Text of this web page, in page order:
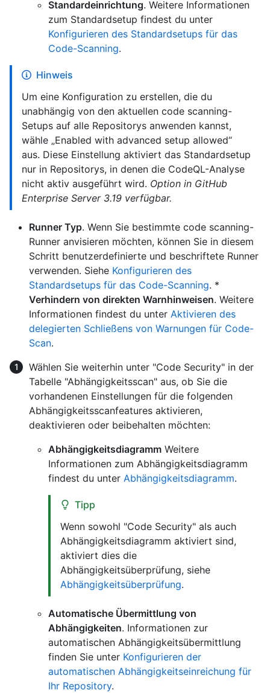
Standardeinrichtung. Weitere Informationen
zum Standardsetup findest du unter
Konfigurieren des Standardsetups für das
Code-Scanning.
Hinweis
Um eine Konfiguration zu erstellen, die du
unabhängig von den aktuellen code scanning-
Setups auf alle Repositorys anwenden kannst,
wähle „Enabled with advanced setup allowed“
aus. Diese Einstellung aktiviert das Standardsetup
nur in Repositorys, in denen die CodeQL-Analyse
nicht aktiv ausgeführt wird. Option in GitHub
Enterprise Server 3.19 verfügbar.
Runner Typ. Wenn Sie bestimmte code scanning-
Runner anvisieren möchten, können Sie in diesem
Schritt benutzerdefinierte und beschriftete Runner
verwenden. Siehe Konfigurieren des
Standardsetups für das Code-Scanning. *
Verhindern von direkten Warnhinweisen. Weitere
Informationen findest du unter Aktivieren des
delegierten Schließens von Warnungen für Code-
Scan.
Wählen Sie weiterhin unter "Code Security" in der
Tabelle "Abhängigkeitsscan" aus, ob Sie die
vorhandenen Einstellungen für die folgenden
Abhängigkeitsscanfeatures aktivieren,
deaktivieren oder beibehalten möchten:
Abhängigkeitsdiagramm Weitere
Informationen zum Abhängigkeitsdiagramm
findest du unter Abhängigkeitsdiagramm.
Tipp
Wenn sowohl "Code Security" als auch
Abhängigkeitsdiagramm aktiviert sind,
aktiviert dies die
Abhängigkeitsüberprüfung, siehe
Abhängigkeitsüberprüfung.
Automatische Übermittlung von
Abhängigkeiten. Informationen zur
automatischen Abhängigkeitsübermittlung
finden Sie unter Konfigurieren der
automatischen Abhängigkeitseinreichung für
Ihr Repository.